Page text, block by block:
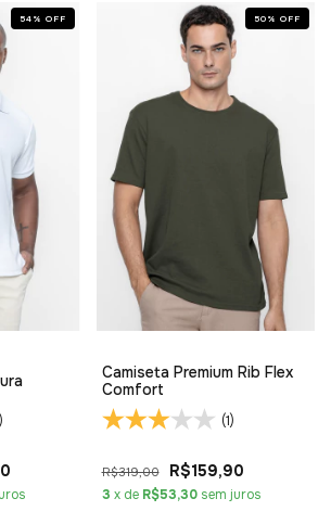
54 % OFF 50 % OFF
Camiseta Premium Rib Flex
Comfort
(1)
R$319,00 R$159,90
3 x de R$53,30 sem juros